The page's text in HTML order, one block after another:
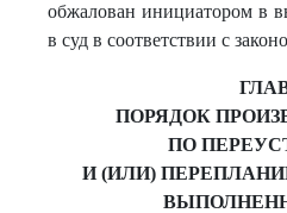
обжалован инициатором в
в суд в соответствии с
ПОРЯДОК
ПО
И (ИЛИ)